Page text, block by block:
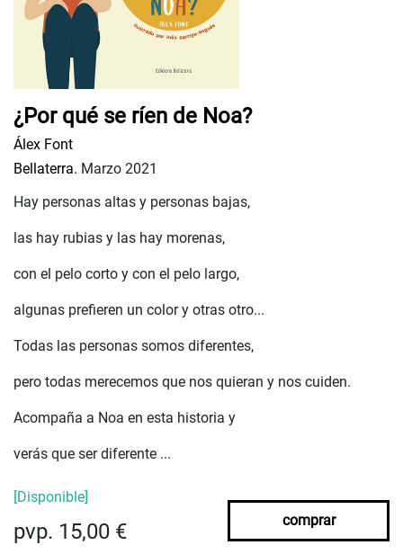
¿Por qué se ríen de Noa?
Álex Font
Bellaterra. Marzo 2021
Hay personas altas y personas bajas,
las hay rubias y las hay morenas,
con el pelo corto y con el pelo largo,
algunas prefieren un color y otras otro...
Todas las personas somos diferentes,
pero todas merecemos que nos quieran y nos cuiden.
Acompaña a Noa en esta historia y
verás que ser diferente ...
[Disponible]
pvp. 15,00 € comprar